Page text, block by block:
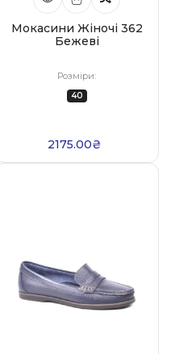
Мокасини Жіночі 362
Бежеві
Розміри:
40
2175.00₴